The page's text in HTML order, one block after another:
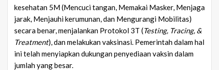
kesehatan 5M (Mencuci tangan, Memakai Masker, Menjaga
jarak, Menjauhi kerumunan, dan Mengurangi Mobilitas)
secara benar, menjalankan Protokol 3T (Testing, Tracing, &
Treatment), dan melakukan vaksinasi. Pemerintah dalam hal
ini telah menyiapkan dukungan penyediaan vaksin dalam
jumlah yang besar.